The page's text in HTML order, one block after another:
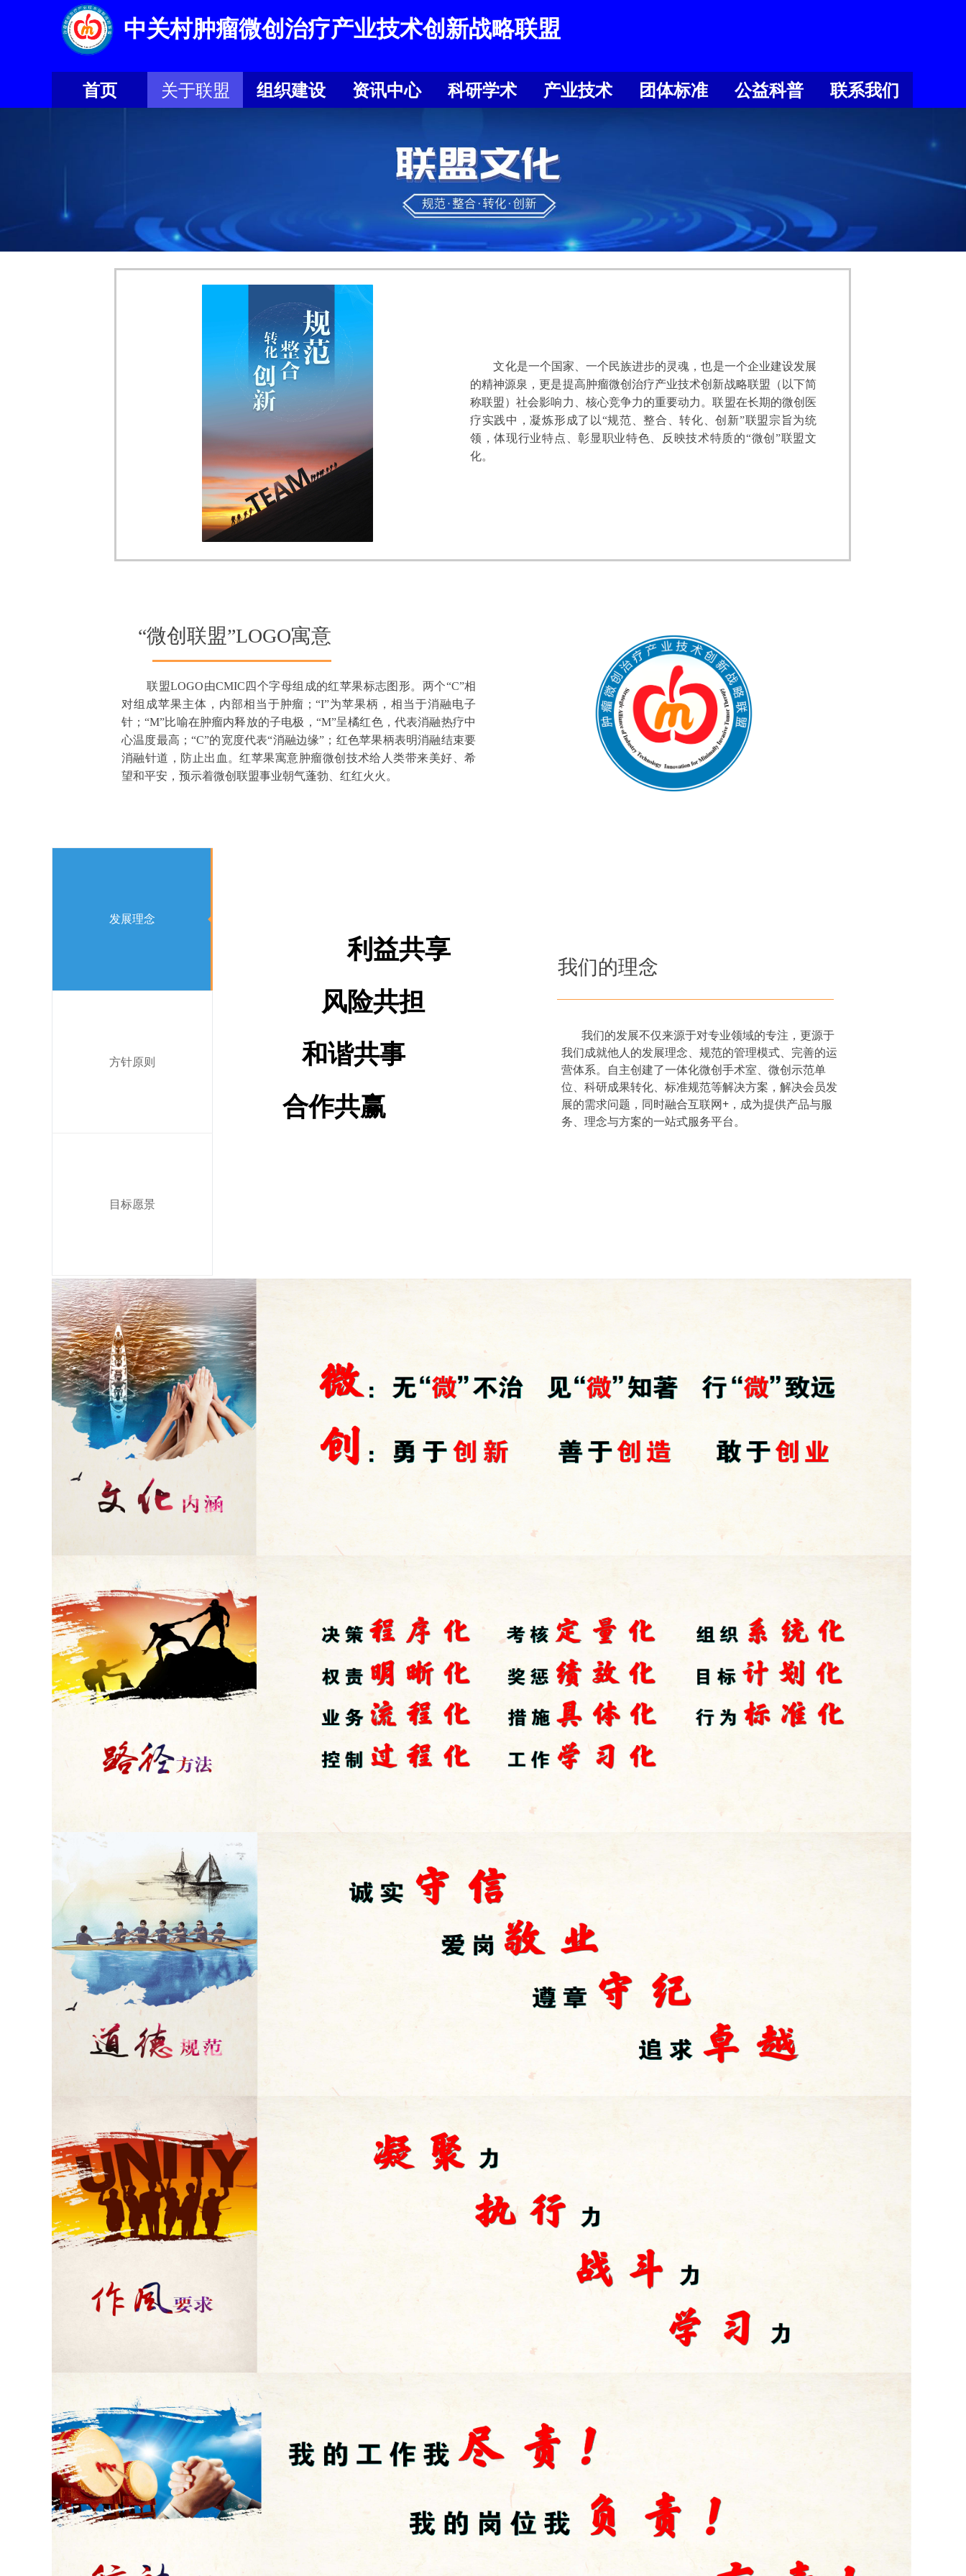
首页
关于联盟
组织建设
资讯中心
科研学术
产业技术
团体标准
公益科普
联系我们
中关村肿瘤微创治疗产业技术创新战略联盟
文化是一个国家、一个民族进步的灵魂，也是一个企业建设发展
的精神源泉，更是提高肿瘤微创治疗产业技术创新战略联盟（以下简
称联盟）社会影响力、核心竞争力的重要动力。联盟在长期的微创医
疗实践中，凝炼形成了以“规范、整合、转化、创新”联盟宗旨为统
领，体现行业特点、彰显职业特色、反映技术特质的“微创”联盟文
化。
发展理念
方针原则
目标愿景
我们的理念
我们的发展不仅来源于对专业领域的专注，更源于
我们成就他人的发展理念、规范的管理模式、完善的运
营体系。自主创建了一体化微创手术室、微创示范单
位、科研成果转化、标准规范等解决方案，解决会员发
展的需求问题，同时融合互联网+，成为提供产品与服
务、理念与方案的一站式服务平台。
利益共享
风险共担
和谐共事
合作共赢
“微创联盟”LOGO寓意
联盟LOGO由CMIC四个字母组成的红苹果标志图形。两个“C”相
对组成苹果主体，内部相当于肿瘤；“I”为苹果柄，相当于消融电子
针；“M”比喻在肿瘤内释放的子电极，“M”呈橘红色，代表消融热疗中
心温度最高；“C”的宽度代表“消融边缘”；红色苹果柄表明消融结束要
消融针道，防止出血。红苹果寓意肿瘤微创技术给人类带来美好、希
望和平安，预示着微创联盟事业朝气蓬勃、红红火火。